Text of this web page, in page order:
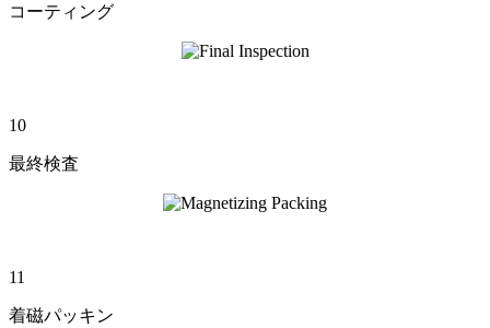
コーティング
10
最終検査
11
着磁パッキン